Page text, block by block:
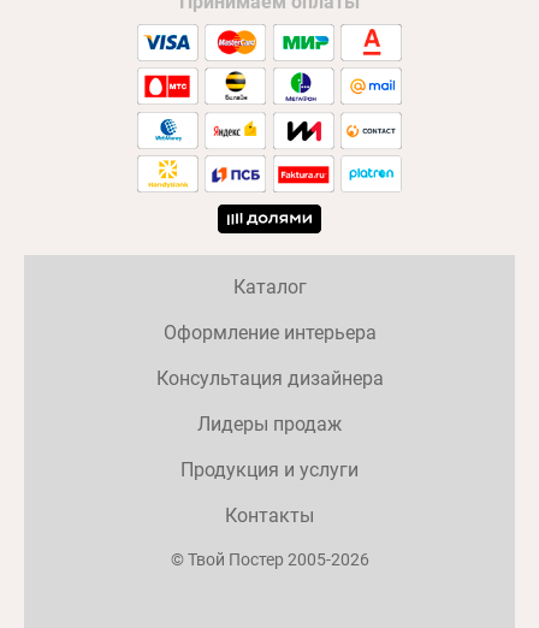
© Твой Постер 2005-2026
Каталог
Оформление интерьера
Консультация дизайнера
Лидеры продаж
Продукция и услуги
Контакты